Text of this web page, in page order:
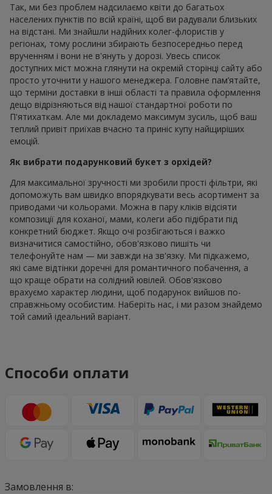
Так, ми без проблем надсилаємо квіти до багатьох
населених пунктів по всій країні, щоб ви радували близьких
на відстані. Ми знайшли надійних колег-флористів у
регіонах, тому рослини збирають безпосередньо перед
врученням і вони не в'януть у дорозі. Увесь список
доступних міст можна глянути на окремій сторінці сайту або
просто уточнити у нашого менеджера. Головне пам’ятайте,
що терміни доставки в інші області та правила оформлення
дещо відрізняються від нашої стандартної роботи по
П'ятихаткам. Але ми докладемо максимум зусиль, щоб ваш
теплий привіт приїхав вчасно та приніс купу найщиріших
емоцій.
Як вибрати подарунковий букет з орхідей?
Для максимальної зручності ми зробили прості фільтри, які
допоможуть вам швидко впорядкувати весь асортимент за
приводами чи кольорами. Можна в пару кліків відсіяти
композиції для коханої, мами, колеги або підібрати під
конкретний бюджет. Якщо очі розбігаються і важко
визначитися самостійно, обов'язково пишіть чи
телефонуйте нам — ми завжди на зв'язку. Ми підкажемо,
які саме відтінки доречні для романтичного побачення, а
що краще обрати на солідний ювілей. Обов'язково
врахуємо характер людини, щоб подарунок вийшов по-
справжньому особистим. Наберіть нас, і ми разом знайдемо
той самий ідеальний варіант.
Способи оплати
Замовлення в: